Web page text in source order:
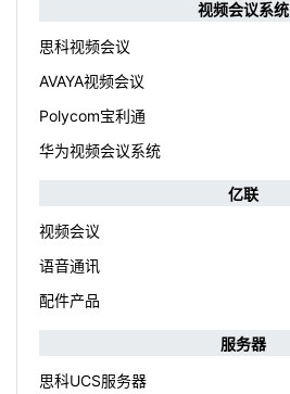
视频会议系统
思科视频会议
AVAYA视频会议
Polycom宝利通
华为视频会议系统
亿联
视频会议
语音通讯
配件产品
服务器
思科UCS服务器